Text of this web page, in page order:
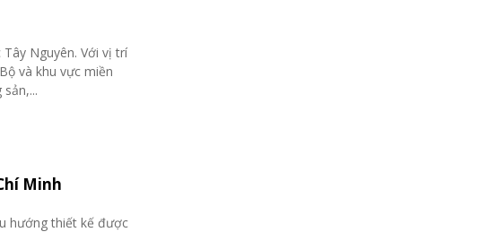
Nguyên. Với vị trí
và khu vực miền
Minh
hướng thiết kế được